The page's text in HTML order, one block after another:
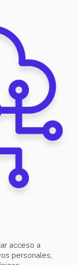
acceso a
personales,